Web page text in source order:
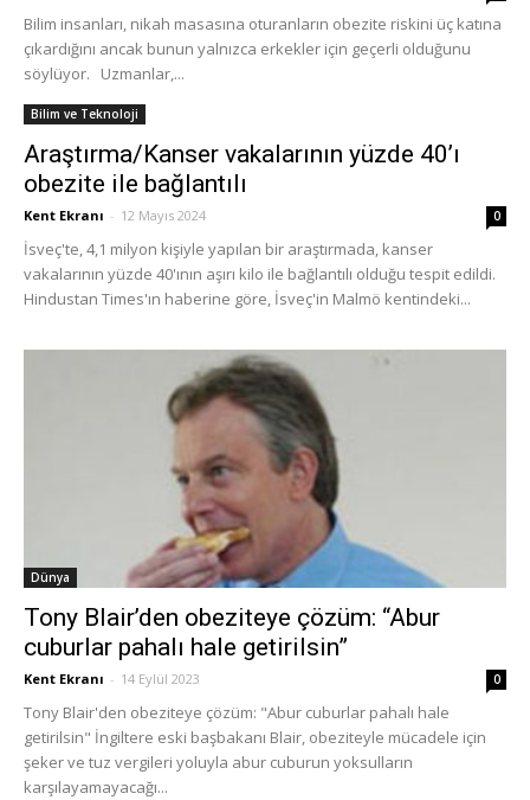
Bilim insanları, nikah masasına oturanların obezite riskini üç katına
çıkardığını ancak bunun yalnızca erkekler için geçerli olduğunu
söylüyor. Uzmanlar,...
Bilim ve Teknoloji
Araştırma/Kanser vakalarının yüzde 40’ı
obezite ile bağlantılı
Kent Ekranı - 12 Mayıs 2024 0
İsveç'te, 4,1 milyon kişiyle yapılan bir araştırmada, kanser
vakalarının yüzde 40'ının aşırı kilo ile bağlantılı olduğu tespit edildi.
Hindustan Times'ın haberine göre, İsveç'in Malmö kentindeki...
Dünya
Tony Blair’den obeziteye çözüm: “Abur
cuburlar pahalı hale getirilsin”
Kent Ekranı - 14 Eylül 2023 0
Tony Blair'den obeziteye çözüm: "Abur cuburlar pahalı hale
getirilsin" İngiltere eski başbakanı Blair, obeziteyle mücadele için
şeker ve tuz vergileri yoluyla abur cuburun yoksulların
karşılayamayacağı...